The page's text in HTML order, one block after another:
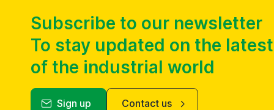
Subscribe to our newsletter
To stay updated on the
of the industrial world
Sign up Contact us